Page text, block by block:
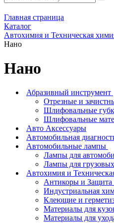
Главная страница
Каталог
Автохимия и Техническая
Нано
Нано
Абразивный инструмент
Отрезные и
Шлифовальные
Шлифовальные
Авто Аксессуары
Автомобильная
Автомобильные лампы
Лампы для
Лампы для
Автохимия и
Антикоры и Защита
Индустриальная
Клеющие и
Материалы для
Материалы для